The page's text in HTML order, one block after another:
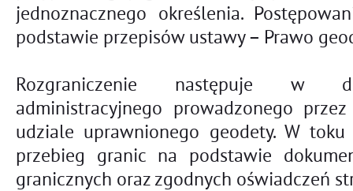
jednoznacznego określenia.
podstawie przepisów ustawy – Prawo
Rozgraniczenie następuje w
administracyjnego prowadzonego
udziale uprawnionego geodety. W
przebieg granic na podstawie
granicznych oraz zgodnych oświadczeń